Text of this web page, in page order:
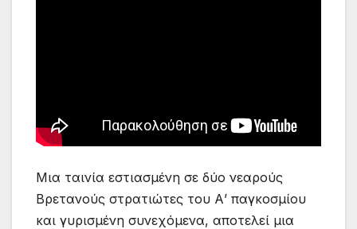
Μια ταινία εστιασμένη σε δύο νεαρούς
Βρετανούς στρατιώτες του Α’ παγκοσμίου
και γυρισμένη συνεχόμενα, αποτελεί μια